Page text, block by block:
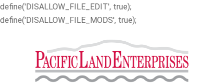
define('DISALLOW_FILE_EDIT', true);
define('DISALLOW_FILE_MODS', true);
content